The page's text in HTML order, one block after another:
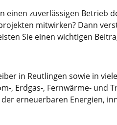
einen zuver­lässigen
mitwirken? Dann
Sie einen wichtigen
in Reutlingen sowie in
, Erdgas-, Fernwärme-
erneuer­baren Energien,